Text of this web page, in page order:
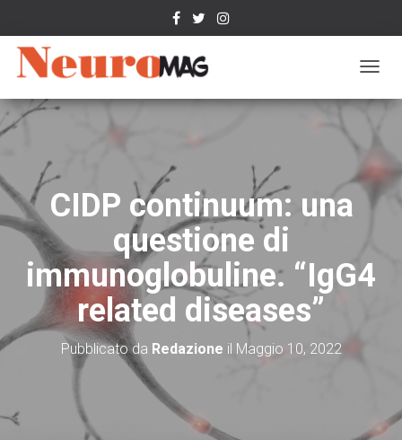
A
A
O
CIDP continuum: una
questione di
immunoglobuline. “IgG4
related diseases”
Pubblicato da Redazione il Maggio 10, 2022